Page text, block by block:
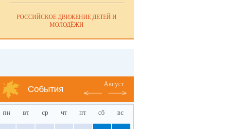
РОССИЙСКОЕ ДВИЖЕНИЕ ДЕТЕЙ И
МОЛОДЁЖИ
События
Август
пн вт ср чт пт сб вс